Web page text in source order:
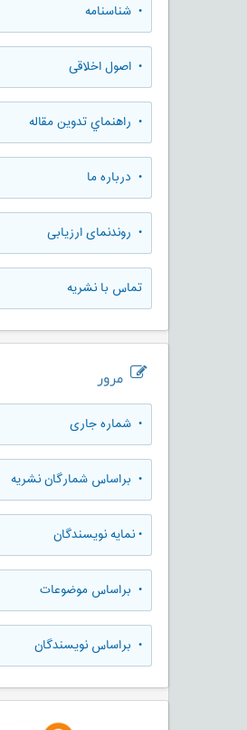
• شناسنامه
• اصول اخلاقی
• راهنماي تدوين مقاله
• درباره ما
• روندنمای ارزيابی
تماس با نشریه
مرور
• شماره جاری
• براساس شمارگان نشریه
•نمایه نویسندگان
• براساس موضوعات
• براساس نویسندگان